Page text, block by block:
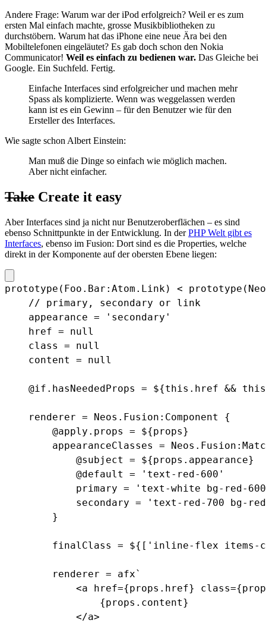
Andere Frage: Warum war der iPod erfolgreich? Weil er es zum
ersten Mal einfach machte, grosse Musikbibliotheken zu
durchstöbern. Warum hat das iPhone eine neue Ära bei den
Mobiltelefonen eingeläutet? Es gab doch schon den Nokia
Communicator! Weil es einfach zu bedienen war. Das Gleiche bei
Google. Ein Suchfeld. Fertig.
Einfache Interfaces sind erfolgreicher und machen mehr
Spass als komplizierte. Wenn was weggelassen werden
kann ist es ein Gewinn – für den Benutzer wie für den
Ersteller des Interfaces.
Wie sagte schon Albert Einstein:
Man muß die Dinge so einfach wie möglich machen.
Aber nicht einfacher.
Take Create it easy
Aber Interfaces sind ja nicht nur Benutzeroberflächen – es sind
ebenso Schnittpunkte in der Entwicklung. In derPHP Welt gibt es
Interfaces, ebenso im Fusion: Dort sind es die Properties, welche
direkt in der Komponente auf der obersten Ebene liegen:
prototype(Foo.Bar:Atom.Link) <
    // primary, secondary or link
    appearance = 'secondary'
    href = null
    class = null
    content = null
@if.hasNeededProps = ${this.href &&
    renderer = Neos.Fusion:Component {
        @apply.props = ${props}
appearanceClasses =
            @subject = ${props.appearance}
            @default = 'text-red-600'
primary = 'text-white bg-red-
secondary = 'text-red-700 bg-
        }
finalClass = ${['inline-flex
        renderer = afx`
<a href={props.href}
                {props.content}
            </a>